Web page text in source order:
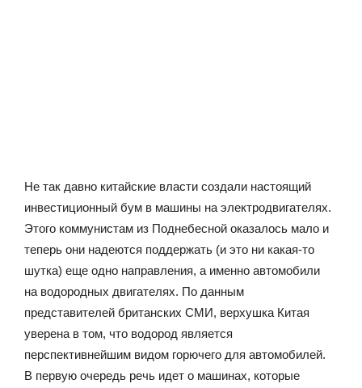
Не так давно китайские власти создали настоящий
инвестиционный бум в машины на электродвигателях.
Этого коммунистам из Поднебесной оказалось мало и
теперь они надеются поддержать (и это ни какая-то
шутка) еще одно направления, а именно автомобили
на водородных двигателях. По данным
представителей британских СМИ, верхушка Китая
уверена в том, что водород является
перспективнейшим видом горючего для автомобилей.
В первую очередь речь идет о машинах, которые